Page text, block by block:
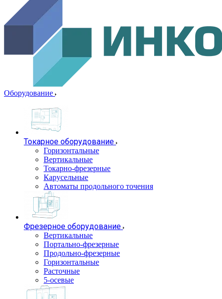
Оборудование
Токарное оборудование
Горизонтальные
Вертикальные
Токарно-фрезерные
Карусельные
Автоматы продольного точения
Фрезерное оборудование
Вертикальные
Портально-фрезерные
Продольно-фрезерные
Горизонтальные
Расточные
5-осевые